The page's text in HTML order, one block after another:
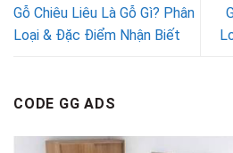
Gỗ Chiêu Liêu Là Gỗ Gì? Phân
Loại & Đặc Điểm Nhận Biết
CODE GG ADS